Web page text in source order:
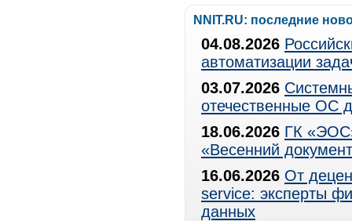
NNIT.RU: последние
04.08.2026
автоматизации
03.07.2026
отечественные ОС
18.06.2026 ГК
«Весенний
16.06.2026 От
service: эксперты
данных